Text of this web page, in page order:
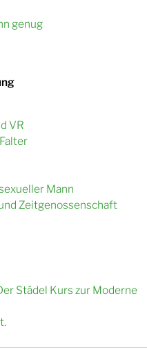
genug
VR
Mann
Zeitgenossenschaft
Städel Kurs zur Moderne